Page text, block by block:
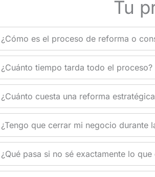
Tu
¿Cómo es el proceso de reforma o
¿Cuánto tiempo tarda todo el proceso?
¿Cuánto cuesta una reforma
¿Tengo que cerrar mi negocio durante
¿Qué pasa si no sé exactamente lo que